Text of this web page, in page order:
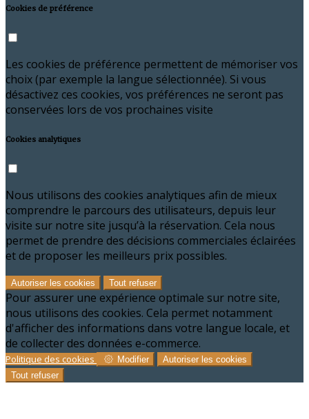
Cookies de préférence
Les cookies de préférence permettent de mémoriser vos
choix (par exemple la langue sélectionnée). Si vous
désactivez ces cookies, vos préférences ne seront pas
conservées lors de vos prochaines visite
Cookies analytiques
Nous utilisons des cookies analytiques afin de mieux
comprendre le parcours des utilisateurs, depuis leur
visite sur notre site jusqu’à la réservation. Cela nous
permet de prendre des décisions commerciales éclairées
et de proposer les meilleurs prix possibles.
Autoriser les cookies Tout refuser
Pour assurer une expérience optimale sur notre site,
nous utilisons des cookies. Cela permet notamment
d'afficher des informations dans votre langue locale, et
de collecter des données e-commerce.
Politique des cookies Modifier
Autoriser les cookies
Tout refuser